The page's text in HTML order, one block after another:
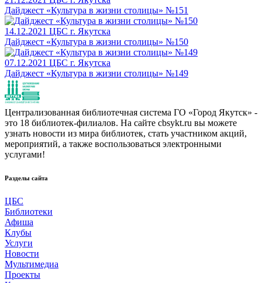
Дайджест «Культура в жизни столицы» №151
14.12.2021 ЦБС г. Якутска
Дайджест «Культура в жизни столицы» №150
07.12.2021 ЦБС г. Якутска
Дайджест «Культура в жизни столицы» №149
Централизованная библиотечная система ГО «Город Якутск» -
это 18 библиотек-филиалов. На сайте cbsykt.ru вы можете
узнать новости из мира библиотек, стать участником акций,
мероприятий, а также воспользоваться электронными
услугами!
Разделы сайта
ЦБС
Библиотеки
Афиша
Клубы
Услуги
Новости
Мультимедиа
Проекты